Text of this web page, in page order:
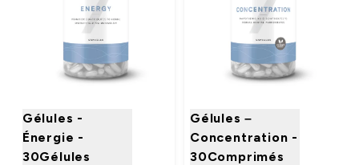
Gélules -
Énergie -
30Gélules
Gélules –
Concentration -
30Comprimés